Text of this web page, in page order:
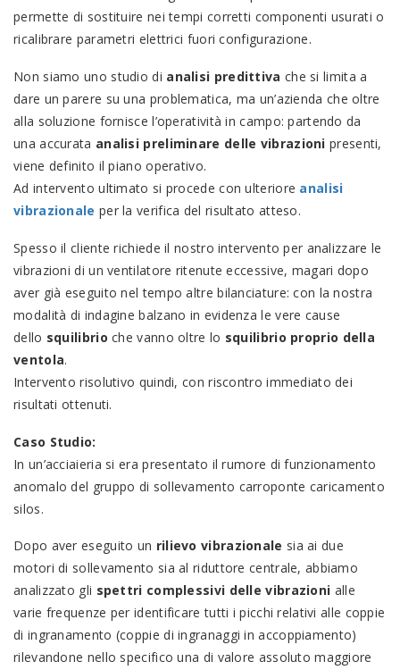
permette di sostituire nei tempi corretti componenti usurati o
ricalibrare parametri elettrici fuori configurazione.
Non siamo uno studio di analisi predittiva che si limita a
dare un parere su una problematica, ma un’azienda che oltre
alla soluzione fornisce l’operatività in campo: partendo da
una accurata analisi preliminare delle vibrazioni presenti,
viene definito il piano operativo.
Ad intervento ultimato si procede con ulteriore analisi
vibrazionale per la verifica del risultato atteso.
Spesso il cliente richiede il nostro intervento per analizzare le
vibrazioni di un ventilatore ritenute eccessive, magari dopo
aver già eseguito nel tempo altre bilanciature: con la nostra
modalità di indagine balzano in evidenza le vere cause
dello squilibrio che vanno oltre lo squilibrio proprio della
ventola.
Intervento risolutivo quindi, con riscontro immediato dei
risultati ottenuti.
Caso Studio:
In un’acciaieria si era presentato il rumore di funzionamento
anomalo del gruppo di sollevamento carroponte caricamento
silos.
Dopo aver eseguito un rilievo vibrazionale sia ai due
motori di sollevamento sia al riduttore centrale, abbiamo
analizzato gli spettri complessivi delle vibrazioni alle
varie frequenze per identificare tutti i picchi relativi alle coppie
di ingranamento (coppie di ingranaggi in accoppiamento)
rilevandone nello specifico una di valore assoluto maggiore